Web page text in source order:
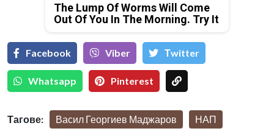
The Lump Of Worms Will Come
Out Of You In The Morning. Try It
Facebook Viber Тwitter
Whatsapp Pinterest
Тагове: Васил Георгиев Маджаров НАП